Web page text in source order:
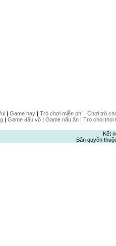
| Game hay| Trò chơi miễn phí| Chơi trò
| Game đấu võ| Game nấu ăn| Tro choi thoi
Kết
Bản quyền